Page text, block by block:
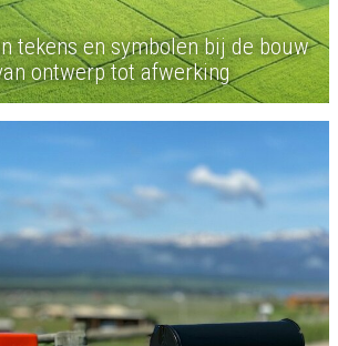
tekens en symbolen bij de bouw
ontwerp tot afwerking